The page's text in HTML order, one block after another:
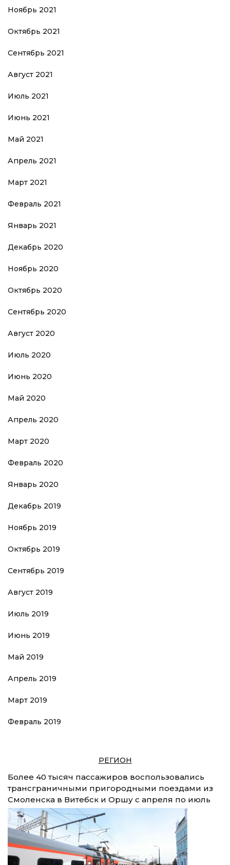
Ноябрь 2021
Октябрь 2021
Сентябрь 2021
Август 2021
Июль 2021
Июнь 2021
Май 2021
Апрель 2021
Март 2021
Февраль 2021
Январь 2021
Декабрь 2020
Ноябрь 2020
Октябрь 2020
Сентябрь 2020
Август 2020
Июль 2020
Июнь 2020
Май 2020
Апрель 2020
Март 2020
Февраль 2020
Январь 2020
Декабрь 2019
Ноябрь 2019
Октябрь 2019
Сентябрь 2019
Август 2019
Июль 2019
Июнь 2019
Май 2019
Апрель 2019
Март 2019
Февраль 2019
РЕГИОН
Более 40 тысяч пассажиров воспользовались
трансграничными пригородными поездами из
Смоленска в Витебск и Оршу с апреля по июль